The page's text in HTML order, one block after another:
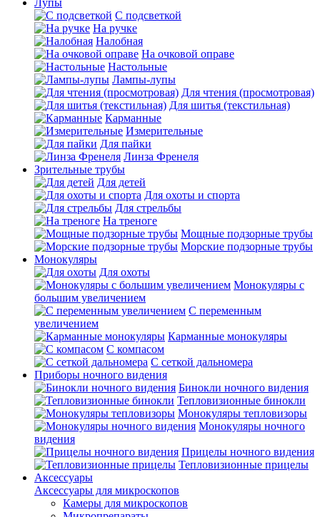
Лупы
С подсветкой
На ручке
Налобная
На очковой оправе
Настольные
Лампы-лупы
Для чтения (просмотровая)
Для шитья (текстильная)
Карманные
Измерительные
Для пайки
Линза Френеля
Зрительные трубы
Для детей
Для охоты и спорта
Для стрельбы
На треноге
Мощные подзорные трубы
Морские подзорные трубы
Монокуляры
Для охоты
Монокуляры с
большим увеличением
С переменным
увеличением
Карманные монокуляры
С компасом
С сеткой дальномера
Приборы ночного видения
Бинокли ночного видения
Тепловизионные бинокли
Монокуляры тепловизоры
Монокуляры ночного
видения
Прицелы ночного видения
Тепловизионные прицелы
Аксессуары
Аксессуары для микроскопов
Камеры для микроскопов